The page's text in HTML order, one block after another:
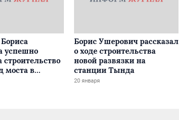
успешно
моста в
Борис Ушерович рассказал
о ходе строительства
новой развязки на
станции Тында
20 января